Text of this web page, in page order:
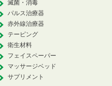
滅菌・消毒
パルス治療器
赤外線治療器
テーピング
衛生材料
フェイスペーパー
マッサージベッド
サプリメント